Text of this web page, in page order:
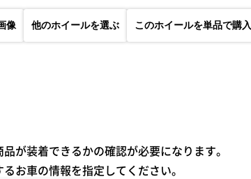
像 他のホイールを選ぶ このホイールを単品で購入
が装着できるかの確認が必要になります。
お車の情報を指定してください。